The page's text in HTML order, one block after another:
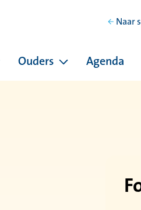
Naar
Pagina's onder Ons
Ouders
Pagina's onder
Agenda